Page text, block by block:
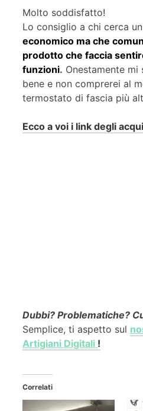
Molto soddisfatto!
Lo consiglio a chi cerca un
economico ma che
prodotto che faccia
funzioni. Onestamente
bene e non comprerei al
termostato di fascia più
Ecco a voi i link degli
Dubbi? Problematiche?
Semplice, ti aspetto sul
Artigiani Digitali !
Correlati